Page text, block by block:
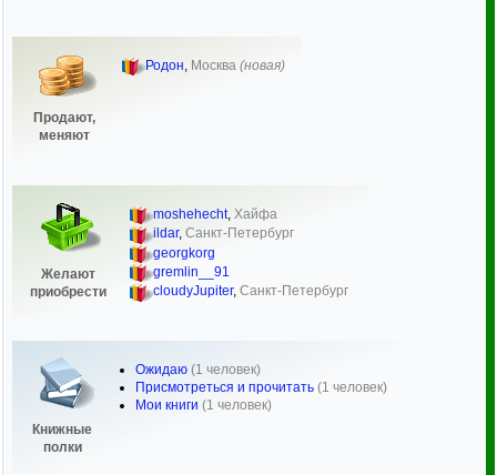
Продают,
меняют
Родон, Москва (новая)
Желают
приобрести
moshehecht, Хайфа
ildar, Санкт-Петербург
georgkorg
gremlin__91
cloudyJupiter, Санкт-Петербург
Книжные
полки
Ожидаю (1 человек)
Присмотреться и прочитать (1 человек)
Мои книги (1 человек)